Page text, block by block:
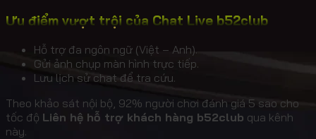
Ưu điểm vượt trội của Chat Live b52club
Hỗ trợ đa ngôn ngữ (Việt – Anh).
Gửi ảnh chụp màn hình trực tiếp.
Lưu lịch sử chat để tra cứu.
Theo khảo sát nội bộ, 92% người chơi đánh giá 5 sao cho
tốc độ Liên hệ hỗ trợ khách hàng b52club qua kênh
này.